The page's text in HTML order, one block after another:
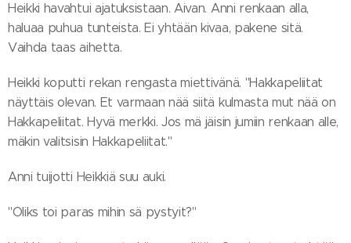
Heikki havahtui ajatuksistaan. Aivan. Anni renkaan alla,
haluaa puhua tunteista. Ei yhtään kivaa, pakene sitä.
Vaihda taas aihetta.
Heikki koputti rekan rengasta miettivänä. "Hakkapeliitat
näyttäis olevan. Et varmaan nää siitä kulmasta mut nää on
Hakkapeliitat. Hyvä merkki. Jos mä jäisin jumiin renkaan alle,
mäkin valitsisin Hakkapeliitat."
Anni tuijotti Heikkiä suu auki.
"Oliks toi paras mihin sä pystyit?"